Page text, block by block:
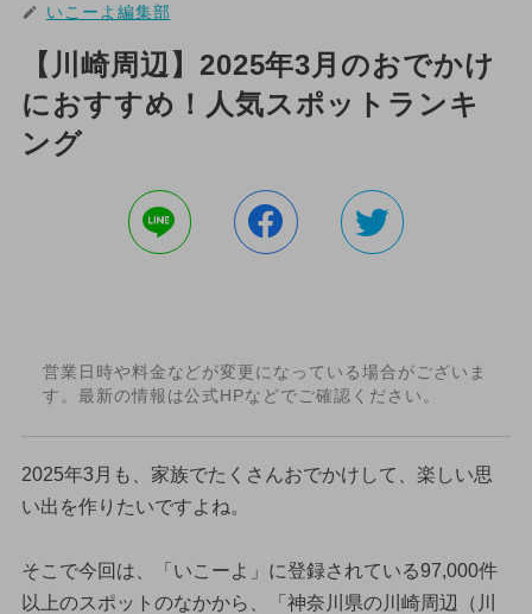
いこーよ編集部
【川崎周辺】2025年3月のおでかけ
におすすめ！人気スポットランキ
ング
営業日時や料金などが変更になっている場合がございま
す。最新の情報は公式HPなどでご確認ください。
2025年3月も、家族でたくさんおでかけして、楽しい思
い出を作りたいですよね。
そこで今回は、「いこーよ」に登録されている97,000件
以上のスポットのなかから、「神奈川県の川崎周辺（川